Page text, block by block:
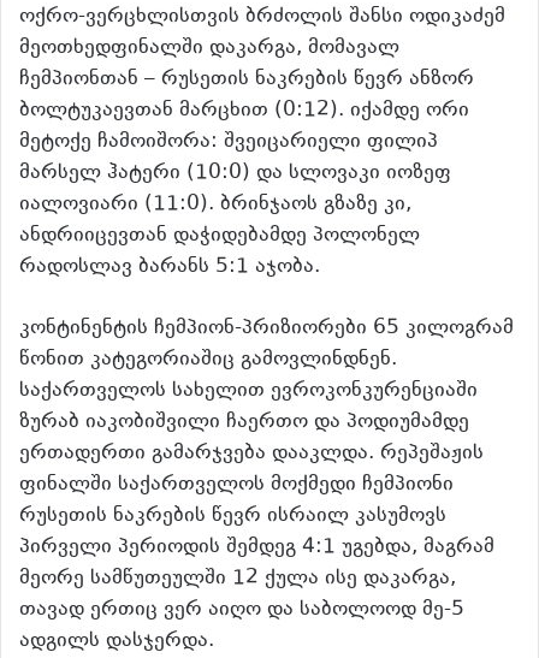
ოქრო-ვერცხლისთვის ბრძოლის შანსი ოდიკაძემ
მეოთხედფინალში დაკარგა, მომავალ
ჩემპიონთან – რუსეთის ნაკრების წევრ ანზორ
ბოლტუკაევთან მარცხით (0:12). იქამდე ორი
მეტოქე ჩამოიშორა: შვეიცარიელი ფილიპ
მარსელ ჰატერი (10:0) და სლოვაკი იოზეფ
იალოვიარი (11:0). ბრინჯაოს გზაზე კი,
ანდრიიცევთან დაჭიდებამდე პოლონელ
რადოსლავ ბარანს 5:1 აჯობა.
კონტინენტის ჩემპიონ-პრიზიორები 65 კილოგრამ
წონით კატეგორიაშიც გამოვლინდნენ.
საქართველოს სახელით ევროკონკურენციაში
ზურაბ იაკობიშვილი ჩაერთო და პოდიუმამდე
ერთადერთი გამარჯვება დააკლდა. რეპეშაჟის
ფინალში საქართველოს მოქმედი ჩემპიონი
რუსეთის ნაკრების წევრ ისრაილ კასუმოვს
პირველი პერიოდის შემდეგ 4:1 უგებდა, მაგრამ
მეორე სამწუთეულში 12 ქულა ისე დაკარგა,
თავად ერთიც ვერ აიღო და საბოლოოდ მე-5
ადგილს დასჯერდა.